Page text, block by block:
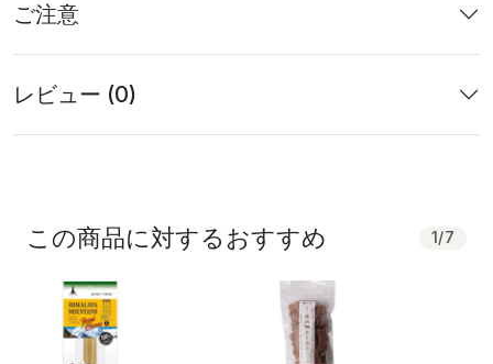
ご注意
レビュー (0)
この商品に対するおすすめ 1/7